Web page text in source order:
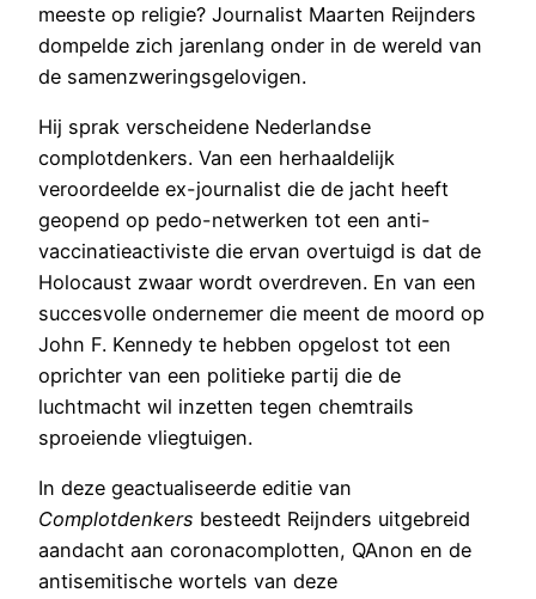
meeste op religie? Journalist Maarten Reijnders
dompelde zich jarenlang onder in de wereld van
de samenzweringsgelovigen.
Hij sprak verscheidene Nederlandse
complotdenkers. Van een herhaaldelijk
veroordeelde ex-journalist die de jacht heeft
geopend op pedo-netwerken tot een anti-
vaccinatieactiviste die ervan overtuigd is dat de
Holocaust zwaar wordt overdreven. En van een
succesvolle ondernemer die meent de moord op
John F. Kennedy te hebben opgelost tot een
oprichter van een politieke partij die de
luchtmacht wil inzetten tegen chemtrails
sproeiende vliegtuigen.
In deze geactualiseerde editie van
Complotdenkers besteedt Reijnders uitgebreid
aandacht aan coronacomplotten, QAnon en de
antisemitische wortels van deze